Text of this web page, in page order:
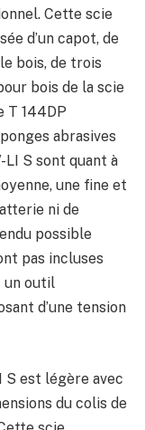
Cette scie
d’un capot, de
bois, de trois
bois de la scie
T 144DP
abrasives
LI S sont quant à
une fine et
ni de
possible
pas incluses
un outil
d’une tension
S est légère avec
du colis de